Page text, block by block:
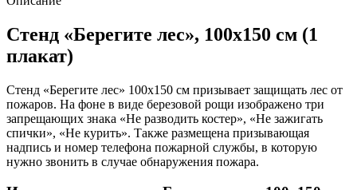
Стенд «Берегите лес», 100х150 см (1
плакат)
Стенд «Берегите лес» 100х150 см призывает защищать лес от
пожаров. На фоне в виде березовой рощи изображено три
запрещающих знака «Не разводить костер», «Не зажигать
спички», «Не курить». Также размещена призывающая
надпись и номер телефона пожарной службы, в которую
нужно звонить в случае обнаружения пожара.